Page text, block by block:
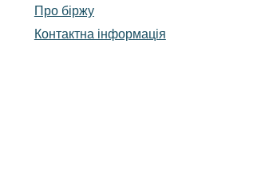
Про біржу
Контактна інформація